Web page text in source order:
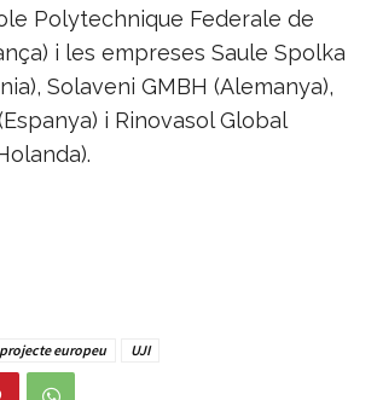
Polytechnique Federale de
i les empreses Saule Spolka
Solaveni GMBH (Alemanya),
i Rinovasol Global
projecte europeu UJI